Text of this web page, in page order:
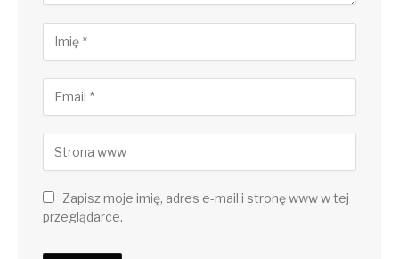
Zapisz moje imię, adres e-mail i stronę www w tej
przeglądarce.